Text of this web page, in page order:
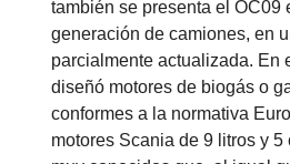
también se presenta el OC09
generación de camiones, en
parcialmente actualizada. En
diseñó motores de biogás o
conformes a la normativa
motores Scania de 9 litros y